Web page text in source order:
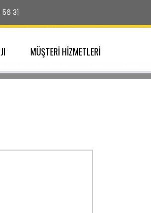
31
MÜŞTERİ HİZMETLERİ